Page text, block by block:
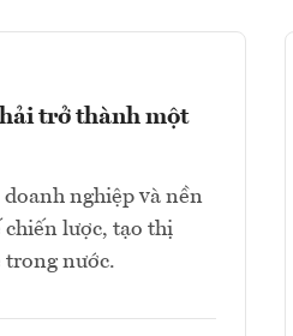
trở thành một
nghiệp và nền
lược, tạo thị
trong nước.